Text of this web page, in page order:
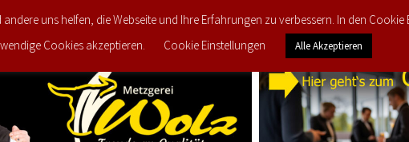
IM ANGEBOT PRODUKTE MEIN KONTO
uns helfen, die Webseite und Ihre Erfahrungen zu verbessern. In den
Cookies akzeptieren.
Cookie Einstellungen Alle Akzeptieren